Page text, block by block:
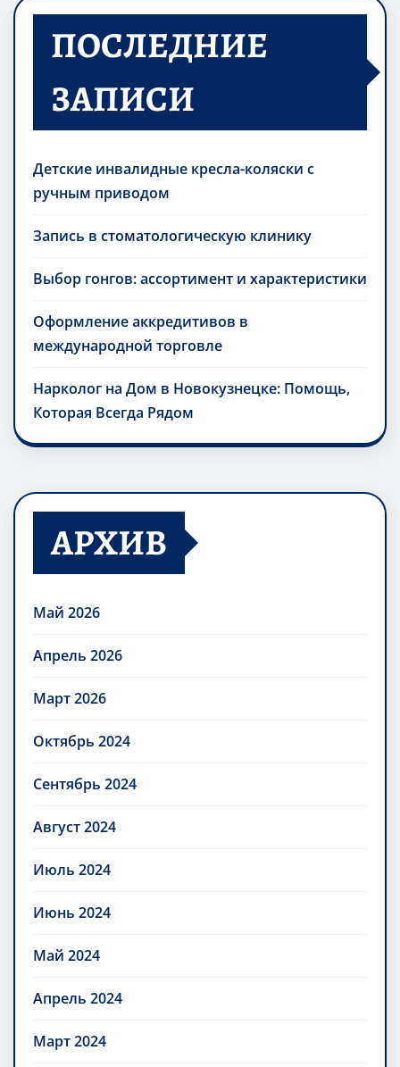
ПОСЛЕДНИЕ
ЗАПИСИ
Детские инвалидные кресла-коляски с
ручным приводом
Запись в стоматологическую клинику
Выбор гонгов: ассортимент и характеристики
Оформление аккредитивов в
международной торговле
Нарколог на Дом в Новокузнецке: Помощь,
Которая Всегда Рядом
АРХИВ
Май 2026
Апрель 2026
Март 2026
Октябрь 2024
Сентябрь 2024
Август 2024
Июль 2024
Июнь 2024
Май 2024
Апрель 2024
Март 2024